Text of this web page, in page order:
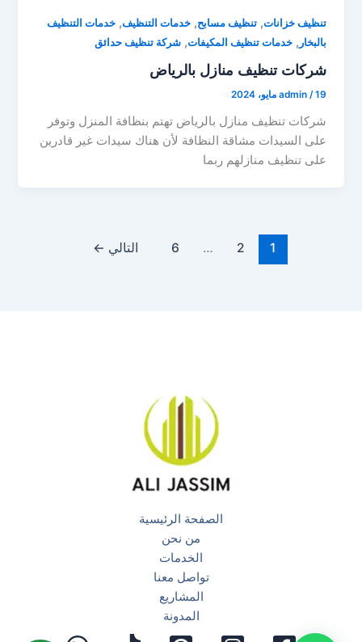
تنظيف خزانات,تنظيف مسابح,خدمات التنظيف,خدمات التنظيف
بالبخار ,خدمات تنظيف المكيفات,شركة تنظيف حدائق
شركات تنظيف منازل بالرياض
admin /19 مايو، 2024
شركات تنظيف منازل بالرياض تهتم بنظافة المنزل وتوفر
على السيدات مشاقة النظافة لأن هناك سيدات غير قادرين
على تنظيف منازلهم ربما
1
2
…
6 التالي ←
الصفحة الرئيسية
من نحن
الخدمات
تواصل معنا
المشاريع
المدونة